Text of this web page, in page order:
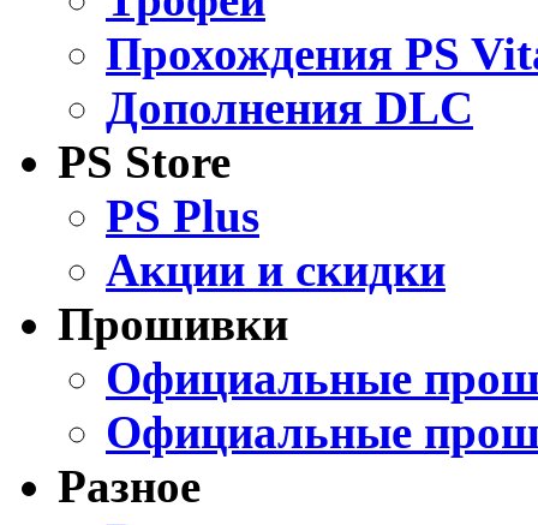
Прохождения PS
Дополнения DLC
PS Store
PS Plus
Акции и скидки
Прошивки
Официальные
Официальные
Разное